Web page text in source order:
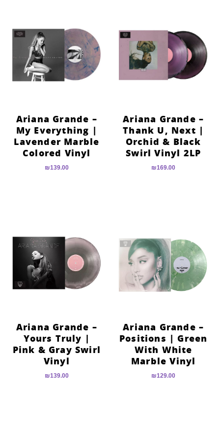
Ariana Grande –
Thank U, Next |
Orchid & Black
Swirl Vinyl 2LP
₪169.00
Ariana Grande –
My Everything |
Lavender Marble
Colored Vinyl
₪139.00
Ariana Grande –
Positions | Green
With White
Marble Vinyl
₪129.00
Ariana Grande –
Yours Truly |
Pink & Gray Swirl
Vinyl
₪139.00